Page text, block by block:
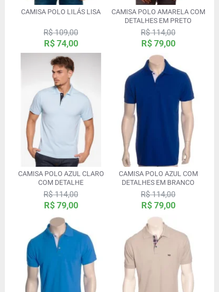
CAMISA POLO LILÁS LISA
R$ 74,00
R$ 109,00
CAMISA POLO AMARELA COM
DETALHES EM PRETO
R$ 79,00
R$ 114,00
CAMISA POLO AZUL CLARO
COM DETALHE
R$ 79,00
R$ 114,00
CAMISA POLO AZUL COM
DETALHES EM BRANCO
R$ 79,00
R$ 114,00